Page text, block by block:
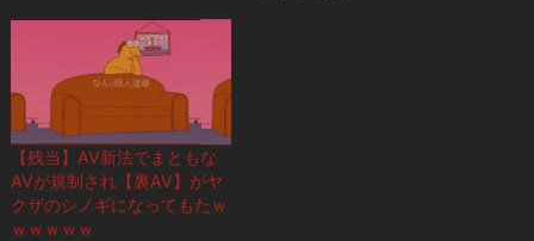
【残当】AV新法でまともな
AVが規制され【裏AV】がヤ
クザのシノギになってもたｗ
ｗｗｗｗｗ